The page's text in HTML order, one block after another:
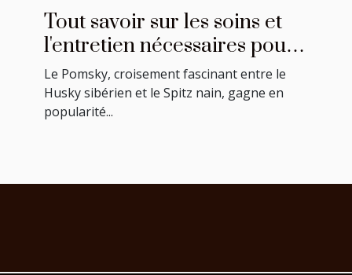
Tout savoir sur les soins et
l'entretien nécessaires pour
un Pomsky
Le Pomsky, croisement fascinant entre le
Husky sibérien et le Spitz nain, gagne en
popularité...